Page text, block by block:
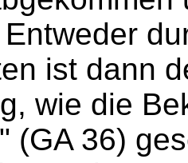
ist dann
wie die
(GA 36)